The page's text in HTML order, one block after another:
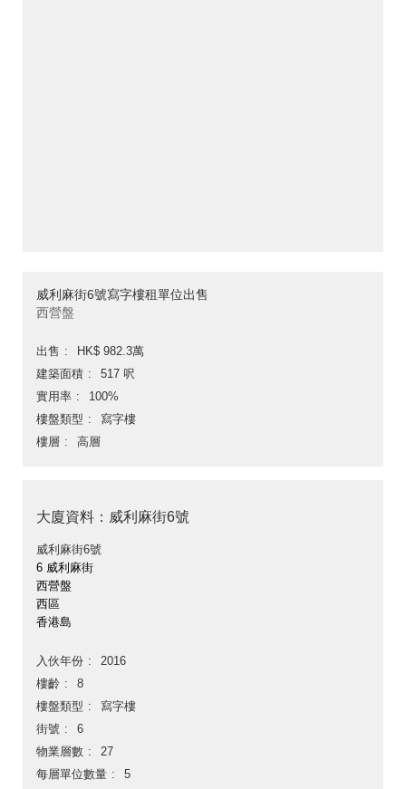
威利麻街6號寫字樓租單位出售
西營盤
出售
HK$ 982.3萬
建築面積
517 呎
實用率
100%
樓盤類型
寫字樓
樓層
高層
大廈資料：威利麻街6號
威利麻街6號
6 威利麻街
西營盤
西區
香港島
入伙年份
2016
樓齡
8
樓盤類型
寫字樓
街號
6
物業層數
27
每層單位數量
5